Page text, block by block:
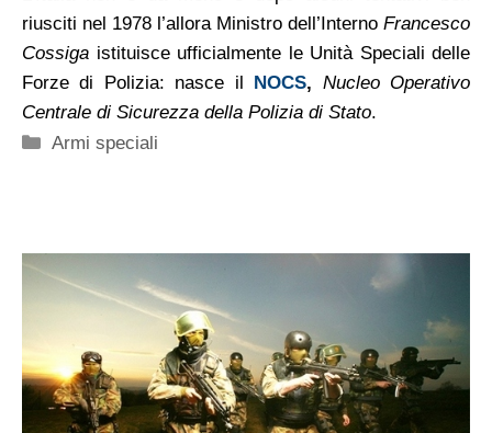
riusciti nel 1978 l’allora Ministro dell’Interno Francesco
Cossiga istituisce ufficialmente le Unità Speciali delle
Forze di Polizia: nasce il NOCS, Nucleo Operativo
Centrale di Sicurezza della Polizia di Stato.
Categorie
Armi speciali